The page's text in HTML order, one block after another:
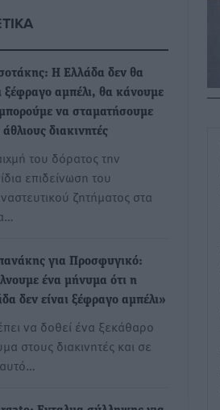
Η Ελλάδα δεν θα
ξέφραγο αμπέλι, θα κάνουμε
να σταματήσουμε
διακινητές
του δόρατος την
επιδείνωση του
ζητήματος στα
για Προσφυγικό:
ένα μήνυμα ότι η
δεν είναι ξέφραγο αμπέλι»
να δοθεί ένα ξεκάθαρο
στους διακινητές και σε